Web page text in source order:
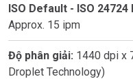
ISO Default - ISO 24724
Approx. 15 ipm
Độ phân giải: 1440 dpi x
Droplet Technology)